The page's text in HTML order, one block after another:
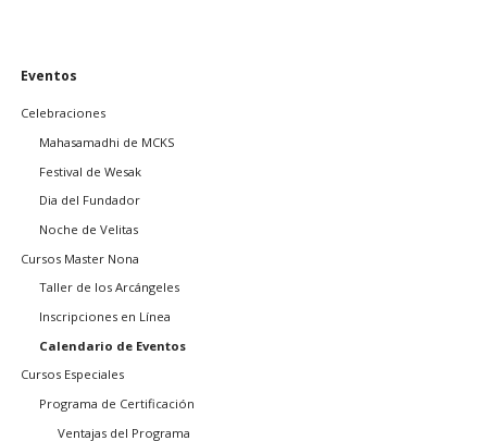
Saltar
Eventos
Celebraciones
Mahasamadhi de MCKS
Festival de Wesak
Dia del Fundador
Noche de Velitas
Cursos Master Nona
Taller de los Arcángeles
Inscripciones en Línea
Calendario de Eventos
Cursos Especiales
Programa de Certificación
Ventajas del Programa